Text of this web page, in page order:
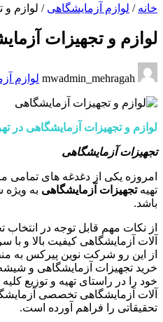
خانه / لوازم آزمایشگاهی / لوازم و
لوازم و تجهیزات
لوازم
لوازم و تجهیزات آزمایشگاهی در
تجهیزات آزمایشگاهی
امروزه یکی از دغدغه های تمامی
تهیهتجهیزات آزمایشگاهی به
باشد.
از نکات مهم قابل توجه در
آلات آزمایشگاهی کیفیت بالا و
از این رو شرکت نوین پیرکس به
خرید تجهیزات آزمایشگاهی و
خود را در راستای تهیه و توزیع
آلات آزمایشگاهی تخصصی
تحقیقاتی را فراهم آورده است.